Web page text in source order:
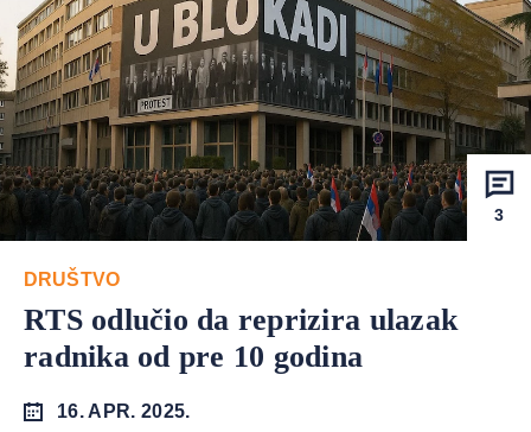
3
DRUŠTVO
RTS odlučio da reprizira ulazak
radnika od pre 10 godina
16. APR. 2025.